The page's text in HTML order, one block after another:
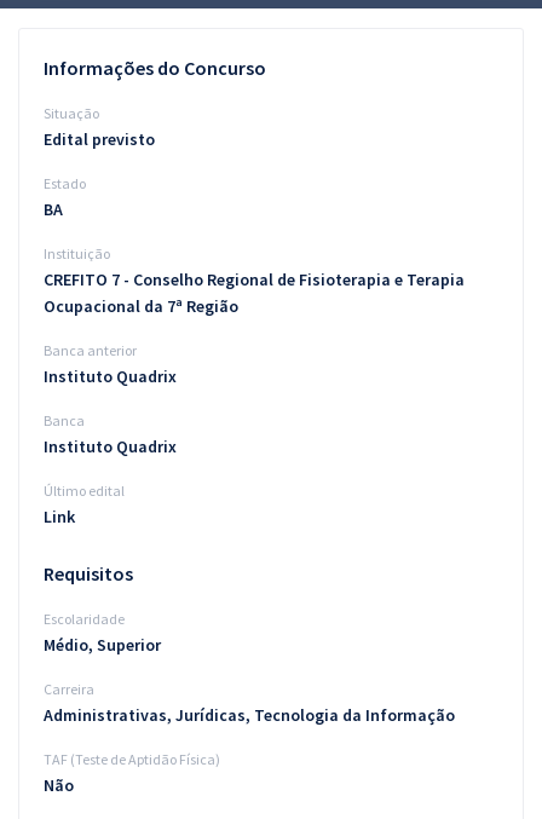
Questões grátis
Conteúdo gratuito
Blog
Aprovados
Atendimento
Informações do Concurso
Situação
Edital previsto
Estado
BA
Instituição
CREFITO 7 - Conselho Regional de Fisioterapia e Terapia
Ocupacional da 7ª Região
Banca anterior
Instituto Quadrix
Banca
Instituto Quadrix
Último edital
Link
Requisitos
Escolaridade
Médio, Superior
Carreira
Administrativas, Jurídicas, Tecnologia da Informação
TAF (Teste de Aptidão Física)
Não